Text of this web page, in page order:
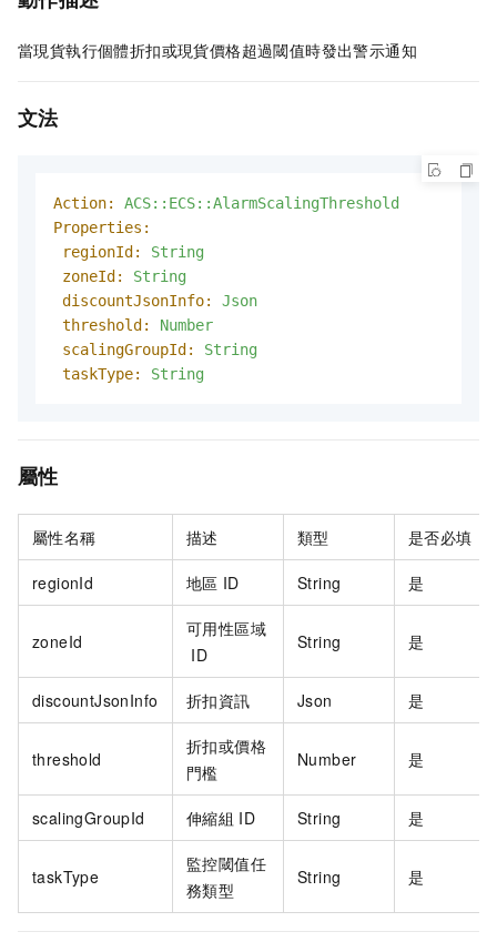
當現貨執行個體折扣或現貨價格超過閾值時發出警示通知
文法
Action:
ACS::ECS::AlarmScalingThreshold
Properties:
regionId:
String
zoneId:
String
discountJsonInfo:
Json
threshold:
Number
scalingGroupId:
String
taskType:
String
屬性
屬性名稱 描述 類型 是否必填
regionId 地區 ID String 是
zoneId
可用性區域
ID
String 是
discountJsonInfo 折扣資訊 Json 是
threshold
折扣或價格
門檻
Number 是
scalingGroupId 伸縮組 ID String 是
taskType
監控閾值任
務類型
String 是